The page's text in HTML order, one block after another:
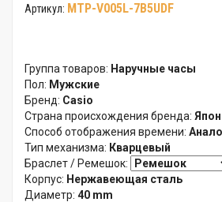
Артикул: MTP-V005L-7B5UDF
Группа товаров: Наручные часы
Пол: Мужские
Бренд: Casio
Страна происхождения бренда:
Способ отображения времени:
Тип механизма: Кварцевый
Браслет / Ремешок:
Корпус: Нержавеющая сталь
Диаметр: 40 mm